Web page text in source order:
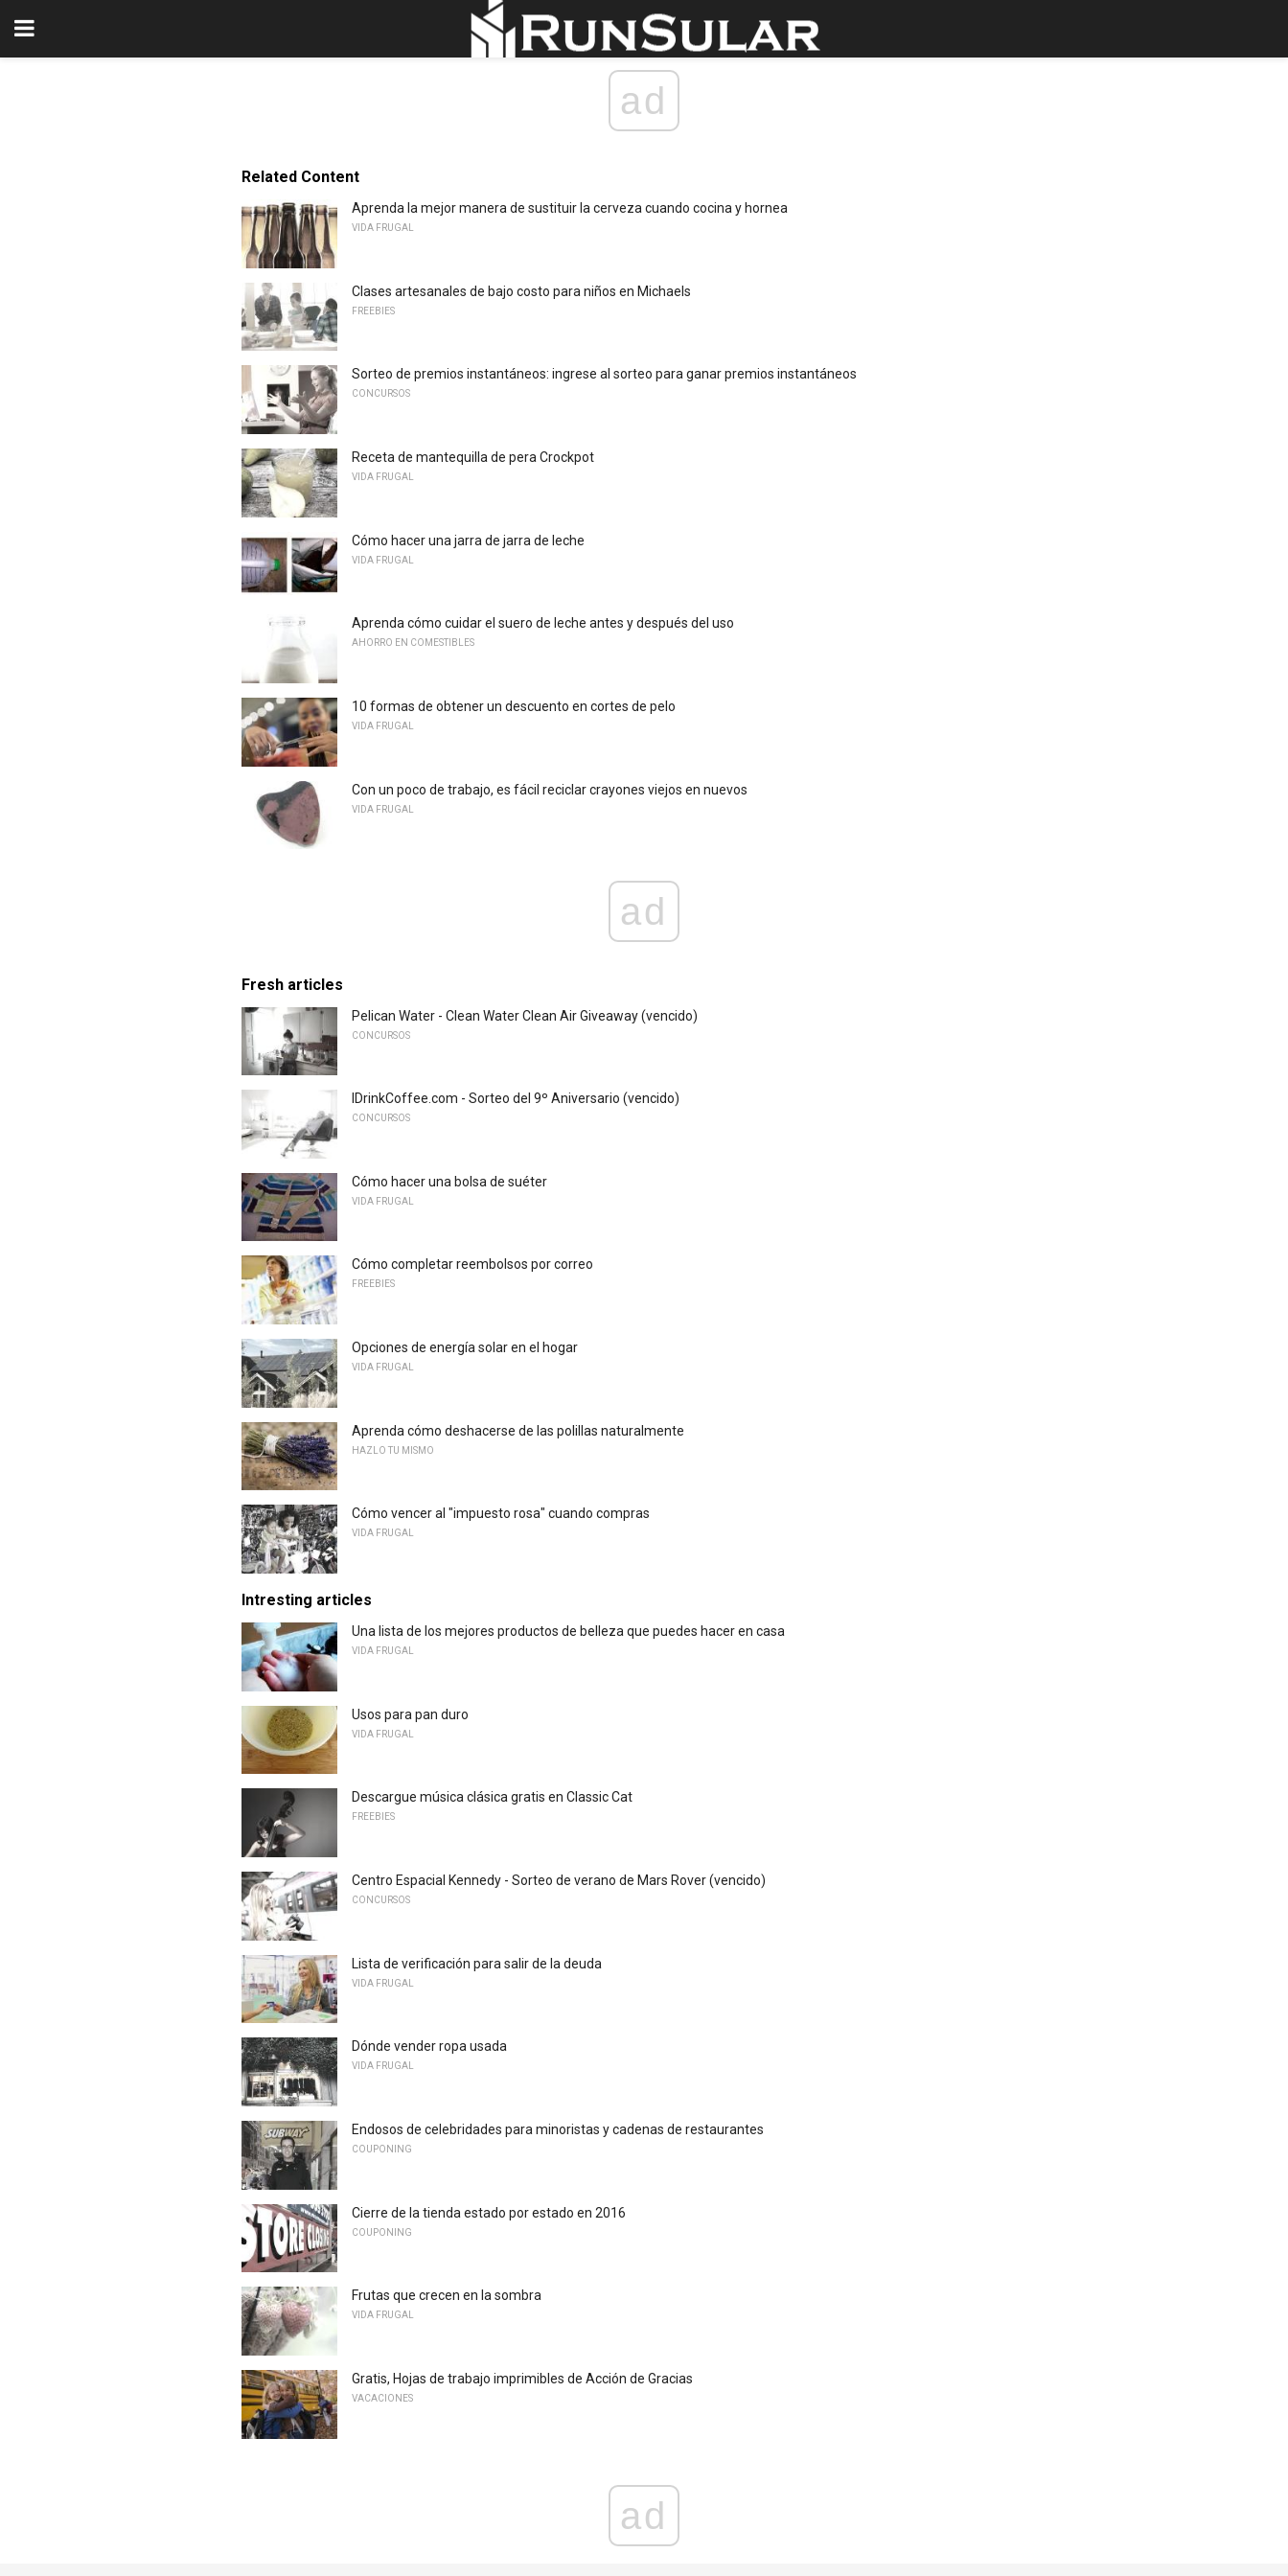
ad
Related Content
Aprenda la mejor manera de sustituir la cerveza cuando cocina y hornea
VIDA FRUGAL
Clases artesanales de bajo costo para niños en Michaels
FREEBIES
Sorteo de premios instantáneos: ingrese al sorteo para ganar premios instantáneos
CONCURSOS
Receta de mantequilla de pera Crockpot
VIDA FRUGAL
Cómo hacer una jarra de jarra de leche
VIDA FRUGAL
Aprenda cómo cuidar el suero de leche antes y después del uso
AHORRO EN COMESTIBLES
10 formas de obtener un descuento en cortes de pelo
VIDA FRUGAL
Con un poco de trabajo, es fácil reciclar crayones viejos en nuevos
VIDA FRUGAL
ad
Fresh articles
Pelican Water - Clean Water Clean Air Giveaway (vencido)
CONCURSOS
IDrinkCoffee.com - Sorteo del 9º Aniversario (vencido)
CONCURSOS
Cómo hacer una bolsa de suéter
VIDA FRUGAL
Cómo completar reembolsos por correo
FREEBIES
Opciones de energía solar en el hogar
VIDA FRUGAL
Aprenda cómo deshacerse de las polillas naturalmente
HAZLO TU MISMO
Cómo vencer al "impuesto rosa" cuando compras
VIDA FRUGAL
Intresting articles
Una lista de los mejores productos de belleza que puedes hacer en casa
VIDA FRUGAL
Usos para pan duro
VIDA FRUGAL
Descargue música clásica gratis en Classic Cat
FREEBIES
Centro Espacial Kennedy - Sorteo de verano de Mars Rover (vencido)
CONCURSOS
Lista de verificación para salir de la deuda
VIDA FRUGAL
Dónde vender ropa usada
VIDA FRUGAL
Endosos de celebridades para minoristas y cadenas de restaurantes
COUPONING
Cierre de la tienda estado por estado en 2016
COUPONING
Frutas que crecen en la sombra
VIDA FRUGAL
Gratis, Hojas de trabajo imprimibles de Acción de Gracias
VACACIONES
ad